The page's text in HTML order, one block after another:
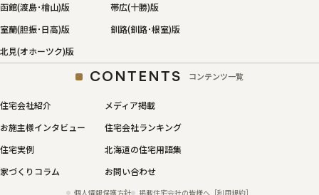
函館(渡島･檜山)版
帯広(十勝)版
室蘭(胆振･日高)版
釧路(釧路･根室)版
北見(オホーツク)版
CONTENTS コンテンツ一覧
住宅会社紹介
メディア掲載
お施主様インタビュー
住宅会社ランキング
住宅実例
北海道の住宅用語集
家づくりコラム
お問い合わせ
個人情報保護方針 掲載住宅会社の皆様へ［利用規約］